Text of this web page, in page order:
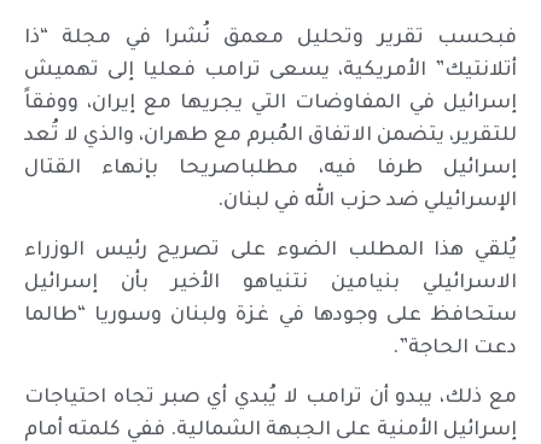
فبحسب تقرير وتحليل معمق نُشرا في مجلة “ذا
أتلانتيك” الأمريكية، يسعى ترامب فعليا إلى تهميش
إسرائيل في المفاوضات التي يجريها مع إيران، ووفقاً
للتقرير، يتضمن الاتفاق المُبرم مع طهران، والذي لا تُعد
إسرائيل طرفا فيه، مطلباصريحا بإنهاء القتال
الإسرائيلي ضد حزب الله في لبنان.
يُلقي هذا المطلب الضوء على تصريح رئيس الوزراء
الاسرائيلي بنيامين نتنياهو الأخير بأن إسرائيل
ستحافظ على وجودها في غزة ولبنان وسوريا “طالما
دعت الحاجة”.
مع ذلك، يبدو أن ترامب لا يُبدي أي صبر تجاه احتياجات
إسرائيل الأمنية على الجبهة الشمالية. ففي كلمته أمام